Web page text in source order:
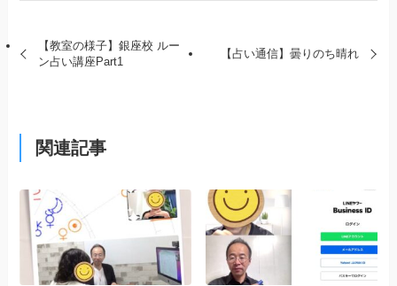
【教室の様子】銀座校 ルー
ン占い講座Part1
【占い通信】曇りのち晴れ
関連記事